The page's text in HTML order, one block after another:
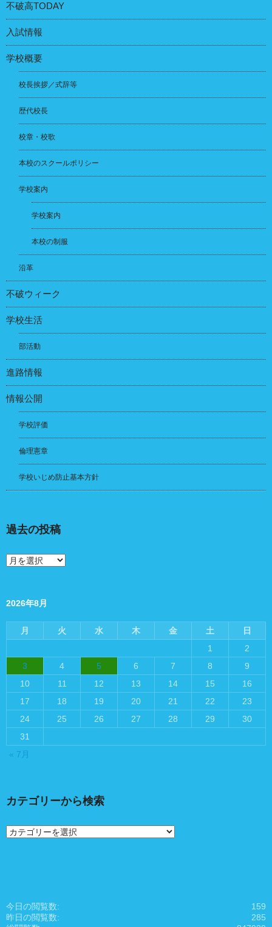
不破高TODAY
入試情報
学校概要
校長挨拶／式辞等
歴代校長
校章・校歌
本校のスクールポリシー
学校案内
学校案内
本校の制服
沿革
不破ウィーク
学校生活
部活動
進路情報
情報公開
学校評価
倫理憲章
学校いじめ防止基本方針
過去の投稿
過
去
稿
2026年8月
月 火 水 木 金 土
日
1
2
3
4 5 6 7 8
9
10
11 12 13 14 15
16
17
18 19 20 21 22
23
24
25 26 27 28 29
30
31
« 7月
カテゴリーから検索
カ
テ
検
索
159
今日の閲覧数:
285
昨日の閲覧数: